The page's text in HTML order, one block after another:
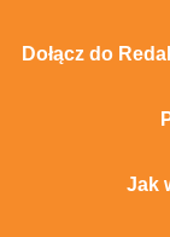
Dołącz do
Jak